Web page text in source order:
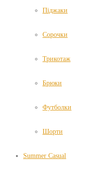
Піджаки
Сорочки
Трикотаж
Брюки
Футболки
Шорти
Summer Casual